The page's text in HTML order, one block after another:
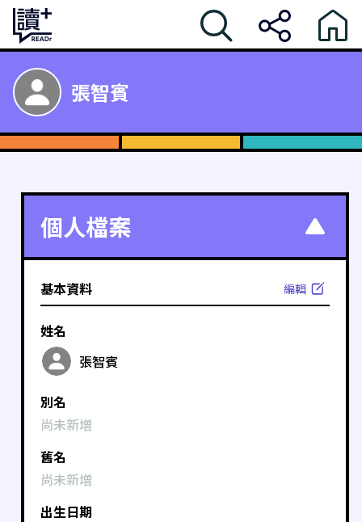
張智賓
個人檔案
基本資料 編輯
姓名
張智賓
別名
尚未新增
舊名
尚未新增
出生日期